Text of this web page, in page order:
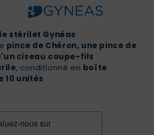
stérilet Gynéas
pince de Chéron, une pince de
ciseau coupe-fils
, conditionné en boîte
10 unités